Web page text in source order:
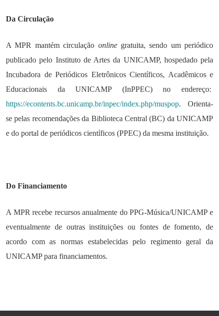
Da Circulação
A MPR mantém circulação onlinegratuita, sendo um periódico
publicado pelo Instituto de Artes da UNICAMP, hospedado pela
Incubadora de Periódicos Eletrônicos Científicos, Acadêmicos e
Educacionais da UNICAMP (InPPEC) no endereço:
https://econtents.bc.unicamp.br/inpec/index.php/muspop. Orienta-
se pelas recomendações da Biblioteca Central (BC) da UNICAMP
e do portal de periódicos científicos (PPEC) da mesma instituição.
Do Financiamento
A MPR recebe recursos anualmente do PPG-Música/UNICAMP e
eventualmente de outras instituições ou fontes de fomento, de
acordo com as normas estabelecidas pelo regimento geral da
UNICAMP para financiamentos.